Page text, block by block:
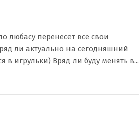
любасу перенесет все свои
ли актуально на сегодняшний
игрульки) Вряд ли буду менять в...